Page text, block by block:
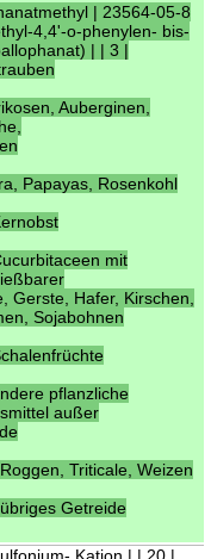
| 23564-05-8
4,4'-o-phenylen- bis-
| | 3 |
Auberginen,
Papayas, Rosenkohl
mit
Gerste, Hafer, Kirschen,
Sojabohnen
pflanzliche
außer
Triticale, Weizen
Getreide
Kation | | 20 |